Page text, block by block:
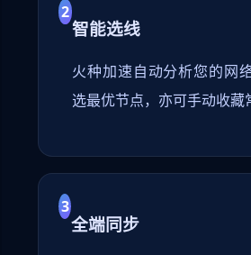
2
智能选线
火种加速自动分析您的网
选最优节点，亦可手动收藏
3
全端同步